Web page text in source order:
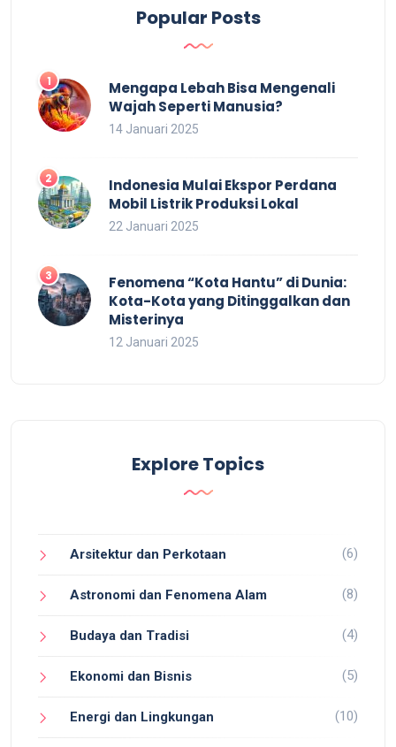
Popular Posts
Mengapa Lebah Bisa Mengenali
Wajah Seperti Manusia?
14 Januari 2025
Indonesia Mulai Ekspor Perdana
Mobil Listrik Produksi Lokal
22 Januari 2025
Fenomena “Kota Hantu” di Dunia:
Kota-Kota yang Ditinggalkan dan
Misterinya
12 Januari 2025
Explore Topics
Arsitektur dan Perkotaan (6)
Astronomi dan Fenomena Alam (8)
Budaya dan Tradisi (4)
Ekonomi dan Bisnis (5)
Energi dan Lingkungan (10)